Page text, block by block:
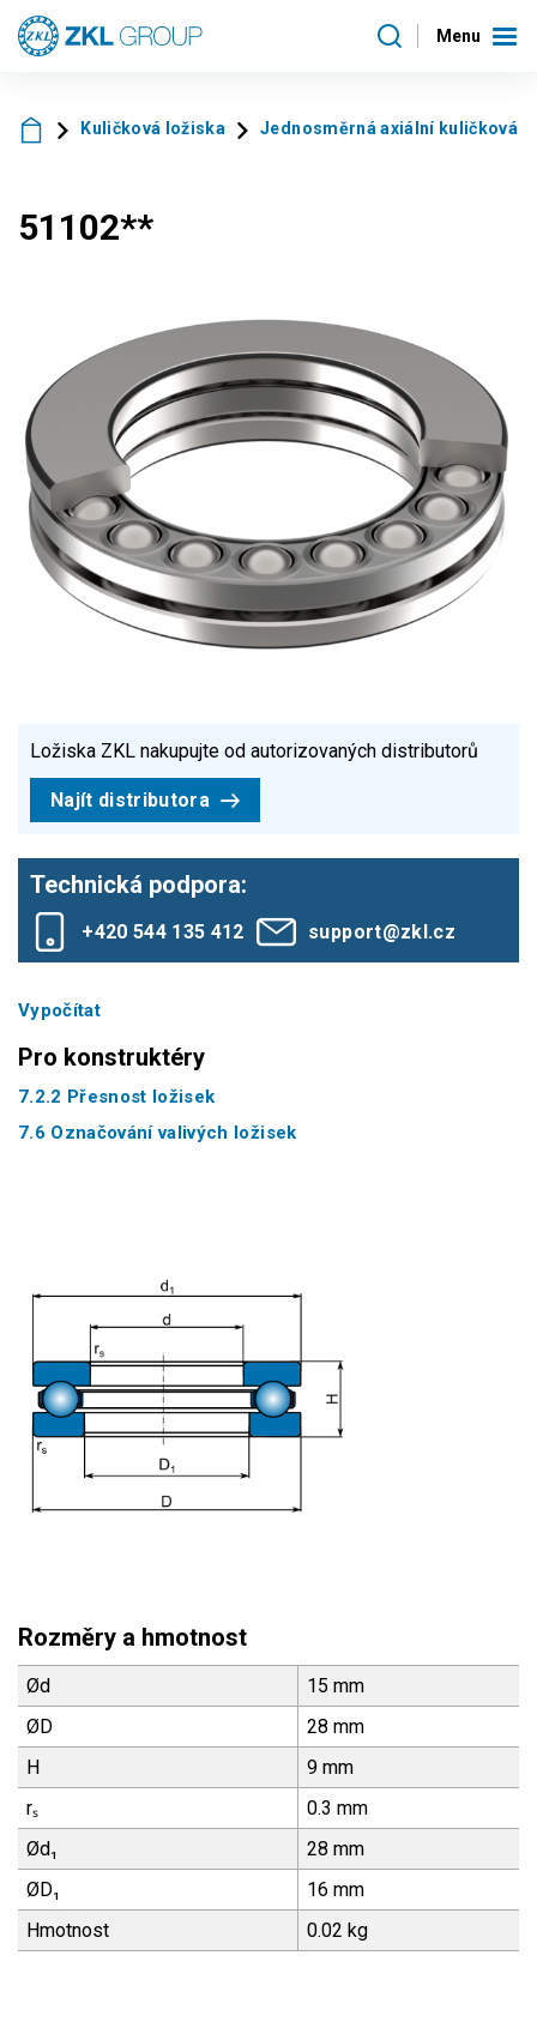
Menu
Kuličková ložiska Jednosměrná axiální kuličková
51102**
Ložiska ZKL nakupujte od autorizovaných distributorů
Najít distributora
Technická podpora:
+420 544 135 412 support@zkl.cz
Vypočítat
Pro konstruktéry
7.2.2 Přesnost ložisek
7.6 Označování valivých ložisek
Rozměry a hmotnost
Ød
15 mm
ØD
28 mm
H
9 mm
rₛ
0.3 mm
Ød₁
28 mm
ØD₁
16 mm
Hmotnost
0.02 kg